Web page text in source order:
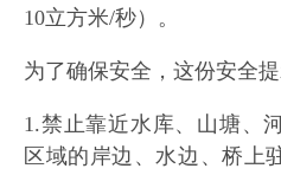
10立方米/秒）。
为了确保安全，这份安全
1.禁止靠近水库、山塘、
区域的岸边、水边、桥上